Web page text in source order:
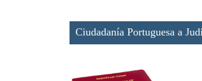
Ciudadanía Portuguesa a